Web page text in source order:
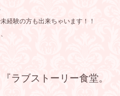
経験の方も出来ちゃいます！！
ラブストーリー食堂。